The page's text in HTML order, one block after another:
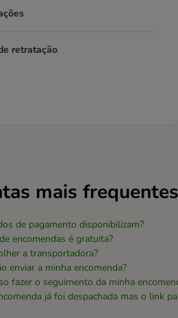
retratação
mais frequentes
de pagamento disponibilizam?
encomendas é gratuita?
a transportadora?
enviar a minha encomenda?
fazer o seguimento da minha
já foi despachada mas o link